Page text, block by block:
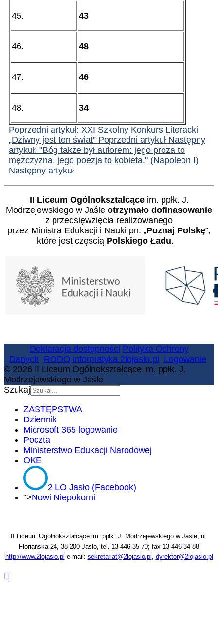
45. 43
46. 48
47. 46
48. 34
Poprzedni artykuł: XXI Szkolny Konkurs Literacki
„Dziwny jest ten świat” Poprzedni artykuł Następny
artykuł: "Bóg także był autorem: jego proza to
mężczyzna, jego poezja to kobieta." (Napoleon I)
Następny artykuł
II Liceum Ogólnokształcąceim. ppłk. J.
Modrzejewskiego w Jaśle otrzymało dofinasowanie
z przedsięwzięcia realizowanego
przez Ministra Edukacji i Nauki pn. „Poznaj Polskę”,
które jest częścią Polskiego Ładu.
Deklaracja dostępności Polityka Ochrony
Danych RODO informatyka.2lojaslo.pl
Logowanie
© 2026 II Liceum Ogólnokształcące im. ppłk. J.
Modrzejewskiego w Jaśle
Szukaj
ZASTĘPSTWA
Dziennik
Microsoft 365 logowanie
Poczta
Ministerstwo Edukacji Narodowej
OKE
2 LO Jasło (Facebook)
">Nowi Niepokorni
II Liceum Ogólnokształcące im. ppłk. J. Modrzejewskiego w Jaśle, ul.
Floriańska 24, 38-200 Jasło, tel. 13-446-35-70; fax 13-446-34-88
http://www.2lojaslo.pl e-mail: sekretariat@2lojaslo.pl , dyrektor@2lojaslo.pl